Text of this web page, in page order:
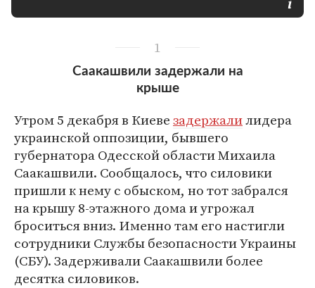
1
Саакашвили задержали на
крыше
Утром 5 декабря в Киевезадержалилидера
украинской оппозиции, бывшего
губернатора Одесской области Михаила
Саакашвили. Сообщалось, что силовики
пришли к нему с обыском, но тот забрался
на крышу 8-этажного дома и угрожал
броситься вниз. Именно там его настигли
сотрудники Службы безопасности Украины
(СБУ). Задерживали Саакашвили более
десятка силовиков.